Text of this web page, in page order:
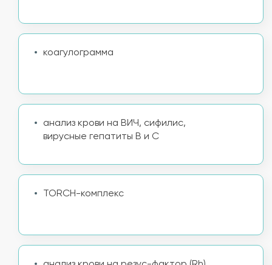
коагулограмма
анализ крови на ВИЧ, сифилис,
вирусные гепатиты B и C
TORCH-комплекс